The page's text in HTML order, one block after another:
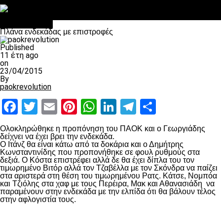
Πλάνα ενδεκάδας με επιστροφές
Published
11 έτη ago
on
23/04/2015
By
paokrevolution
Facebook
Twitter
EmailPinterest
WhatsApp
LinkedIn
Telegram
Ολοκληρώθηκε η προπόνηση του ΠΑΟΚ και ο Γεωργιάδης
δείχνει να έχει βρει την ενδεκάδα.
Ο Ιτάνζ θα είναι κάτω από τα δοκάρια και ο Δημήτρης
Κωνσταντινίδης που προπονήθηκε σε φουλ ρυθμούς στα
δεξιά. Ο Κόστα επιστρέφει αλλά δε θα έχει δίπλα του τον
τιμωρημένο Βιτόρ αλλά τον Τζαβέλλα με τον Σκόνδρα να παίζει
στα αριστερά στη θέση του τιμωρημένου Ρατς. Κάτσε, Νομπόα
και Τζιόλης στα χαφ με τους Περέιρα, Μακ και Αθανασιάδη να
παραμένουν στην ενδεκάδα με την ελπίδα ότι θα βάλουν τέλος
στην αφλογιστία τους.